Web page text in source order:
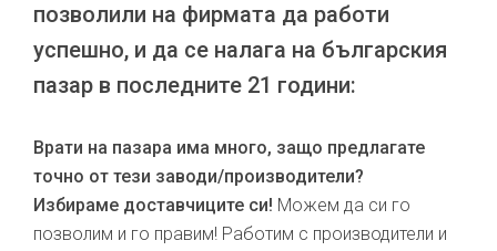
позволили на фирмата да работи
успешно, и да се налага на българския
пазар в последните 21 години:
Врати на пазара има много, защо предлагате
точно от тези заводи/производители?
Избираме доставчиците си! Можем да си го
позволим и го правим! Работим с производители и